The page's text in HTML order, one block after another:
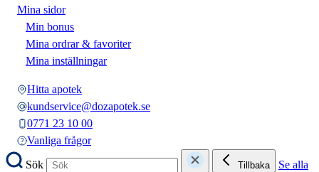
Mina sidor
Min bonus
Mina ordrar & favoriter
Mina inställningar
Hitta apotek
kundservice@dozapotek.se
0771 23 10 00
Vanliga frågor
Sök
Tillbaka
Se alla